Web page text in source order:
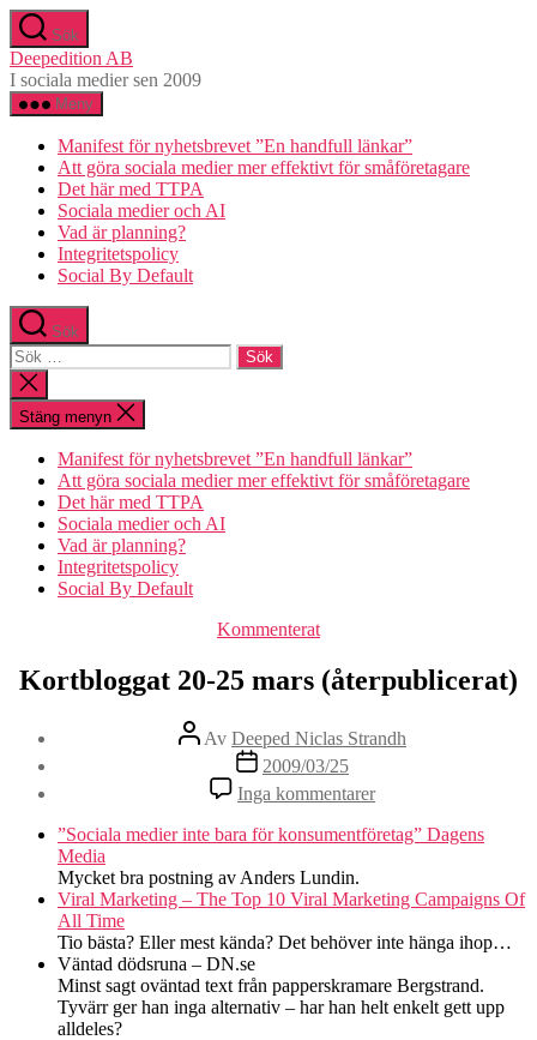
Hoppa
till
innehåll
Sök
Deepedition AB
I sociala medier sen 2009
Meny
Manifest för nyhetsbrevet ”En handfull länkar”
Att göra sociala medier mer effektivt för småföretagare
Det här med TTPA
Sociala medier och AI
Vad är planning?
Integritetspolicy
Social By Default
Sök
Sök
efter:
Stäng
sökningen
Stäng menyn
Manifest för nyhetsbrevet ”En handfull länkar”
Att göra sociala medier mer effektivt för småföretagare
Det här med TTPA
Sociala medier och AI
Vad är planning?
Integritetspolicy
Social By Default
Kategorier
Kommenterat
Kortbloggat 20-25 mars (återpublicerat)
Inläggsförfattare
Av Deeped Niclas Strandh
Inläggsdatum
2009/03/25
Inga kommentarertill
Kortbloggat
20-
(återpublicerat)
”Sociala medier inte bara för konsumentföretag” Dagens
Media
Mycket bra postning av Anders Lundin.
Viral Marketing – The Top 10 Viral Marketing Campaigns Of
All Time
Tio bästa? Eller mest kända? Det behöver inte hänga ihop…
Väntad dödsruna – DN.se
Minst sagt oväntad text från papperskramare Bergstrand.
Tyvärr ger han inga alternativ – har han helt enkelt gett upp
alldeles?